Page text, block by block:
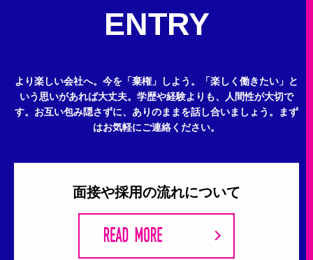
ENTRY
より楽しい会社へ。今を「棄権」しよう。
「楽しく働きたい」と
いう思いがあれば大丈夫。 学歴や経験よりも、人間性が大切で
す。 お互い包み隠さずに、ありのままを話し合いましょう。
まず
はお気軽にご連絡ください。
面接や採用の流れについて